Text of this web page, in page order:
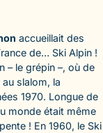
accueillait des
de… Ski Alpin !
– le grépin –, où de
slalom, la
1970. Longue de
monde était même
! En 1960, le Ski